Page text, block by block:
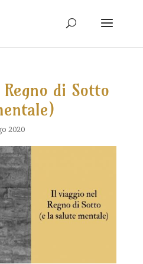
di Sotto
2020